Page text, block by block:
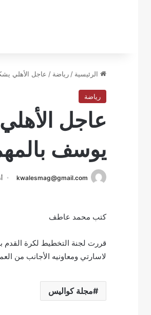
الرئيسية / رياضة / عاجل الأهلي
رياضة
عاجل
يوسف
kwalesmag@gmail.com
كتب محمد عاطف
قررت لجنة التخطيط لكرة القدم
لاسارتي ومعاونيه الأجانب من
مجلة كواليس